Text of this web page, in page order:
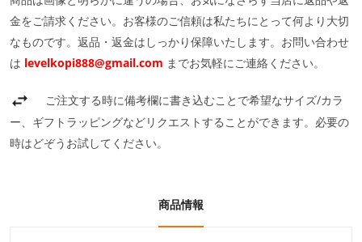
金をご請求ください。お客様のご信頼は私たちにとって何より大切
なものです。返品・返金はしっかり保障いたします。お問い合わせ
は levelkopi888@gmail.com までお気軽にご連絡ください。
ご注文する時に備考欄に書き込むことで希望なサイズ/カラ
ー、ギフトラッピングなどリクエストすることができます。必要の
時はどぞうお試してください。
商品情報